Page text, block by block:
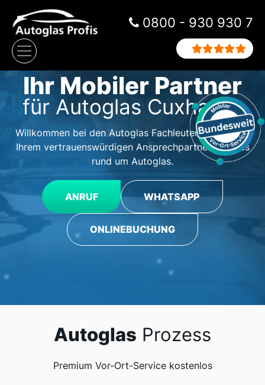
Zum Inhalt springen
Hauptnavigation
0800 - 930 930 7
Ihr Mobiler Partner
für Autoglas Cuxhaven
Willkommen bei den Autoglas Fachleuten Cuxhaven,
Ihrem vertrauenswürdigen Ansprechpartner für alles
rund um Autoglas.
ANRUF WHATSAPP
ONLINEBUCHUNG
Autoglas Prozess
Premium Vor-Ort-Service kostenlos